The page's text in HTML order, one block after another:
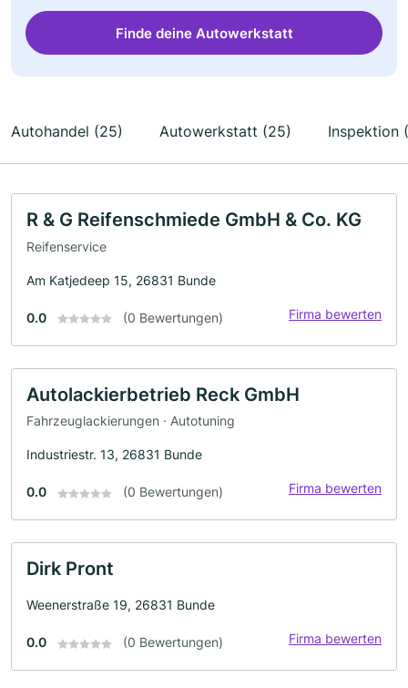
Finde deine Autowerkstatt
Autohandel (25) Autowerkstatt (25) Inspektion
R & G Reifenschmiede GmbH & Co. KG
Reifenservice
Am Katjedeep 15, 26831 Bunde
0.0 (0 Bewertungen) Firma bewerten
Autolackierbetrieb Reck GmbH
Fahrzeuglackierungen · Autotuning
Industriestr. 13, 26831 Bunde
0.0 (0 Bewertungen) Firma bewerten
Dirk Pront
Weenerstraße 19, 26831 Bunde
0.0 (0 Bewertungen) Firma bewerten